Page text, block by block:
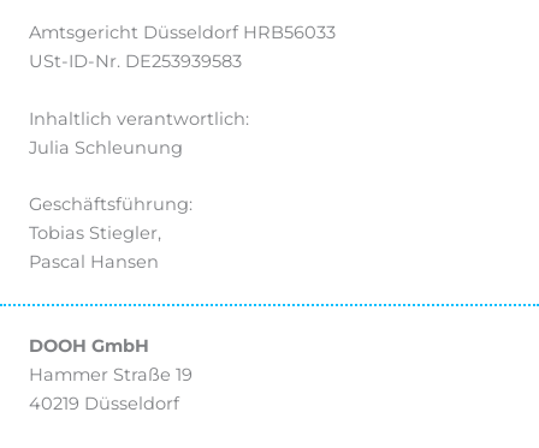
Amtsgericht Düsseldorf HRB56033
USt-ID-Nr. DE253939583
Inhaltlich verantwortlich:
Julia Schleunung
Geschäftsführung:
Tobias Stiegler,
Pascal Hansen
DOOH GmbH
Hammer Straße 19
40219 Düsseldorf